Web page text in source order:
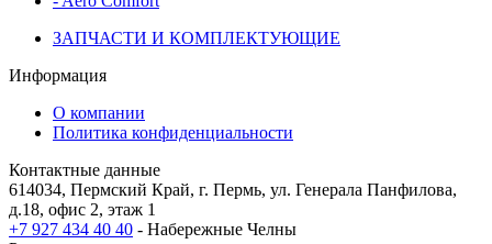
ЗАПЧАСТИ И КОМПЛЕКТУЮЩИЕ
Информация
О компании
Политика конфиденциальности
Контактные данные
614034, Пермский Край, г. Пермь, ул. Генерала Панфилова,
д.18, офис 2, этаж 1
+7 927 434 40 40 - Набережные Челны